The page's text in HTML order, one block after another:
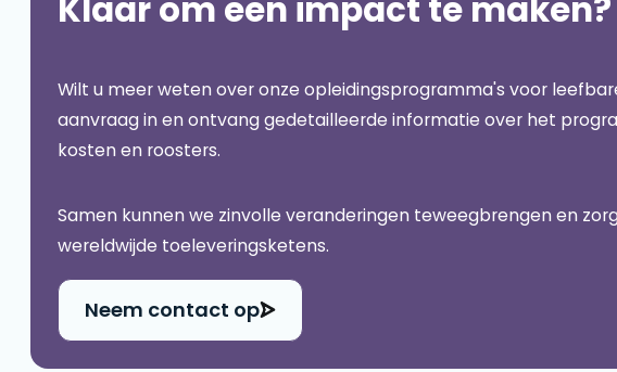
Wilt u meer weten over onze opleidingsprogramma's voor
aanvraag in en ontvang gedetailleerde informatie over het
kosten en roosters.
Samen kunnen we zinvolle veranderingen teweegbrengen en
wereldwijde toeleveringsketens.
Neem contact op